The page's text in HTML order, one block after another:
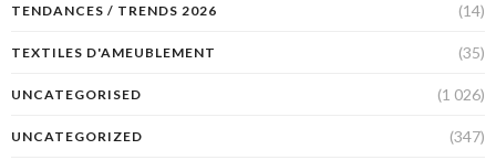
TENDANCES / TRENDS 2026 (14)
TEXTILES D'AMEUBLEMENT (35)
UNCATEGORISED (1 026)
UNCATEGORIZED (347)